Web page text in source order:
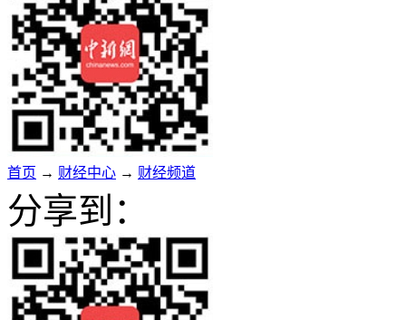
首页 → 财经中心 → 财经频道
分享到：